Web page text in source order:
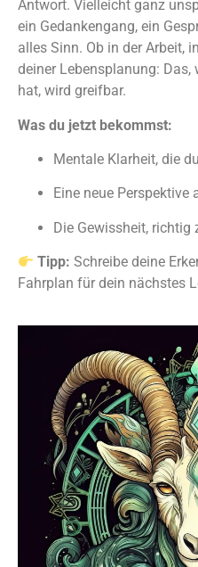
Antwort. Vielleicht ganz
ein Gedankengang, ein
alles Sinn. Ob in der Arbeit,
deiner Lebensplanung:
hat, wird greifbar.
Was du jetzt bekommst:
Mentale Klarheit, die
Eine neue
Die Gewissheit, richtig
Tipp: Schreibe deine
Fahrplan für dein nächstes